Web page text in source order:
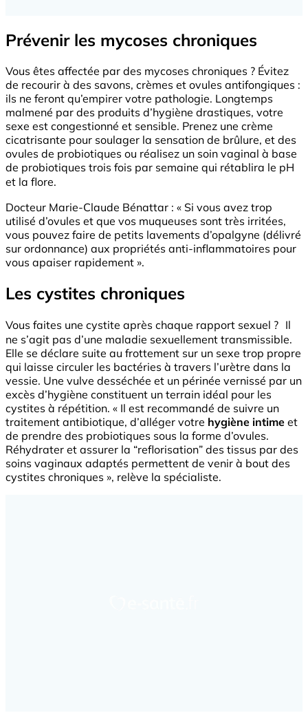
Prévenir les mycoses chroniques
Vous êtes affectée par des mycoses chroniques ? Évitez
de recourir à des savons, crèmes et ovules antifongiques :
ils ne feront qu’empirer votre pathologie. Longtemps
malmené par des produits d’hygiène drastiques, votre
sexe est congestionné et sensible. Prenez une crème
cicatrisante pour soulager la sensation de brûlure, et des
ovules de probiotiques ou réalisez un soin vaginal à base
de probiotiques trois fois par semaine qui rétablira le pH
et la flore.
Docteur Marie-Claude Bénattar : « Si vous avez trop
utilisé d’ovules et que vos muqueuses sont très irritées,
vous pouvez faire de petits lavements d’opalgyne (délivré
sur ordonnance) aux propriétés anti-inflammatoires pour
vous apaiser rapidement ».
Les cystites chroniques
Vous faites une cystite après chaque rapport sexuel ? Il
ne s’agit pas d’une maladie sexuellement transmissible.
Elle se déclare suite au frottement sur un sexe trop propre
qui laisse circuler les bactéries à travers l’urètre dans la
vessie. Une vulve desséchée et un périnée vernissé par un
excès d’hygiène constituent un terrain idéal pour les
cystites à répétition. « Il est recommandé de suivre un
traitement antibiotique, d’alléger votre hygiène intime et
de prendre des probiotiques sous la forme d’ovules.
Réhydrater et assurer la “reflorisation” des tissus par des
soins vaginaux adaptés permettent de venir à bout des
cystites chroniques », relève la spécialiste.